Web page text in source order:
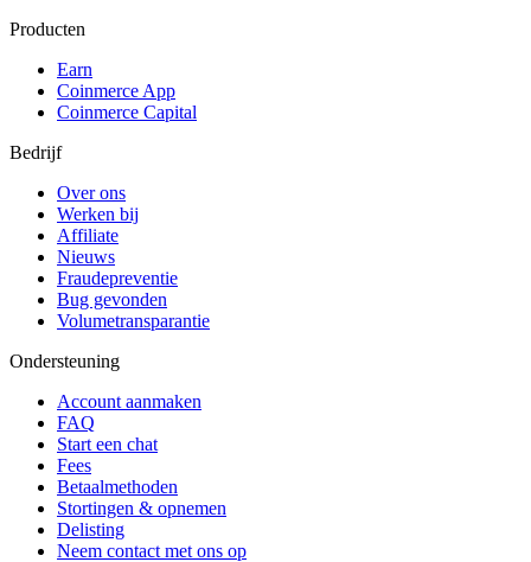
Producten
Earn
Coinmerce App
Coinmerce Capital
Bedrijf
Over ons
Werken bij
Affiliate
Nieuws
Fraudepreventie
Bug gevonden
Volumetransparantie
Ondersteuning
Account aanmaken
FAQ
Start een chat
Fees
Betaalmethoden
Stortingen & opnemen
Delisting
Neem contact met ons op